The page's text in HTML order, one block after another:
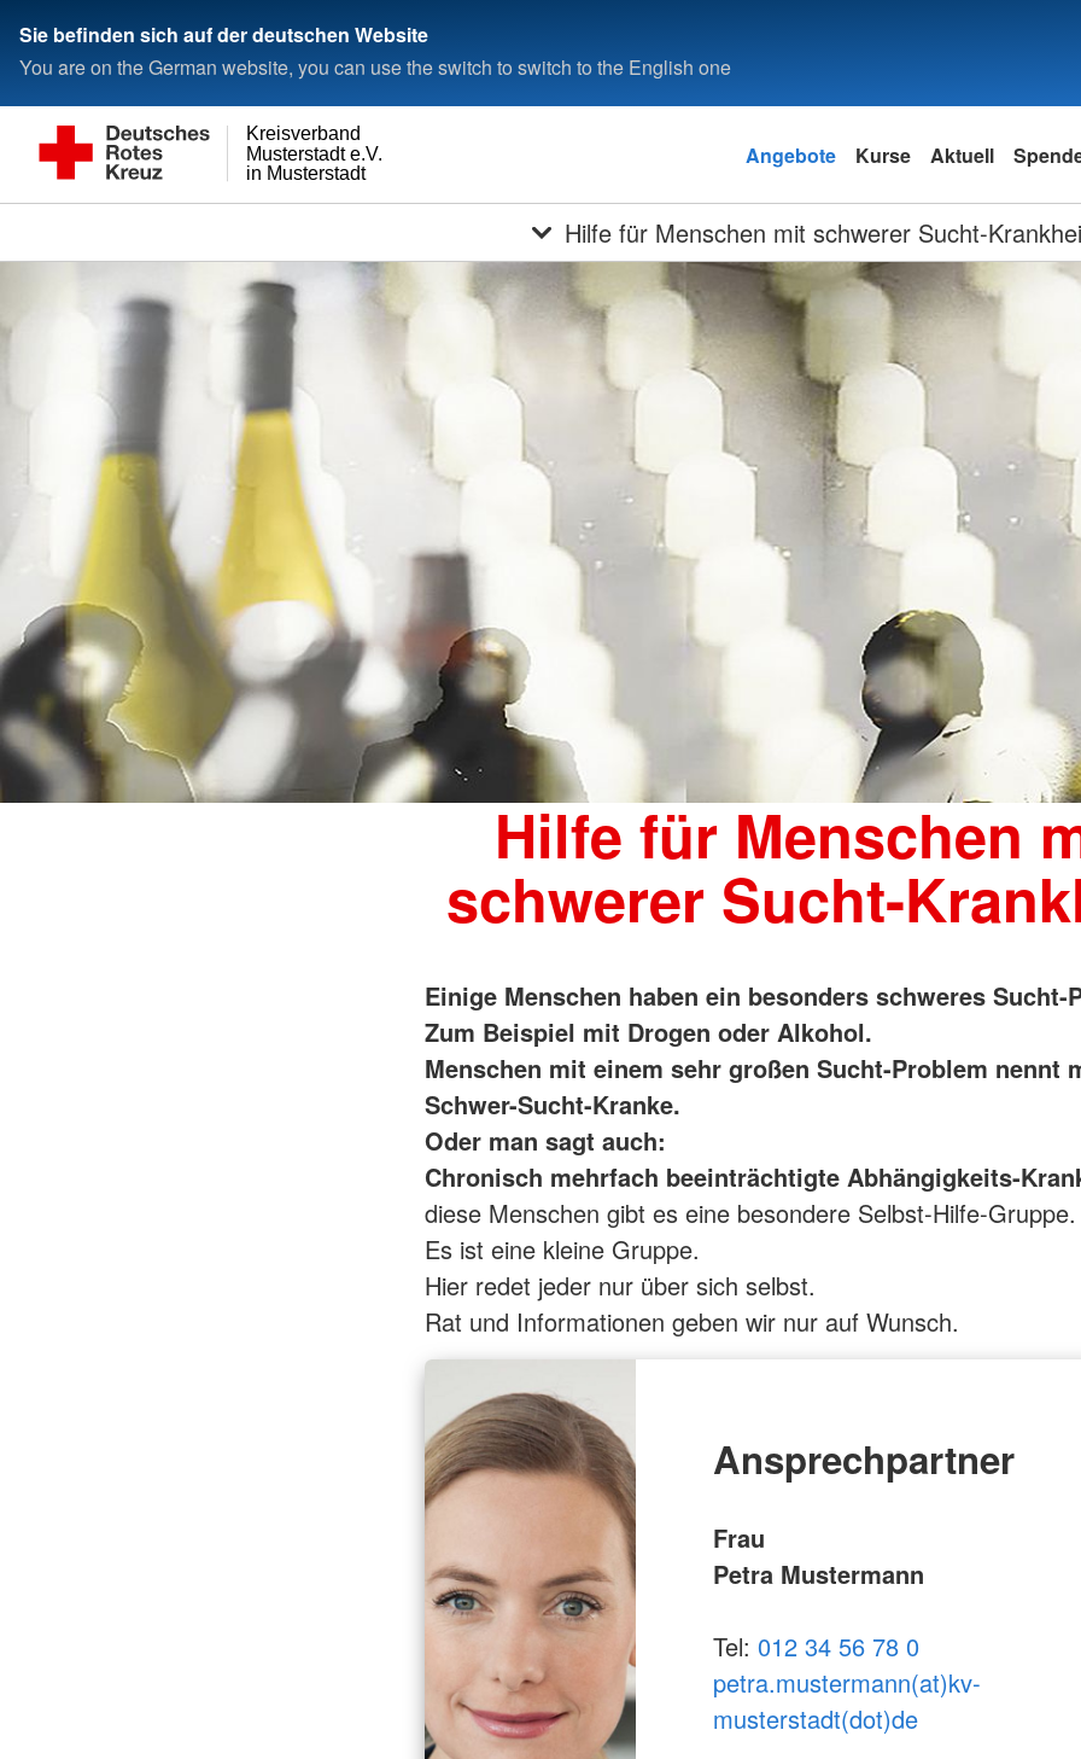
Sie befinden sich auf der deutschen Website
You are on the German website, you can use the switch to switch to the English one
in Musterstadt
Musterstadt e.V.
Kreisverband
Angebote Kurse Aktuell
Hilfe für Menschen mit schwerer Sucht-
Hilfe für Menschen
schwerer Sucht-
Einige Menschen haben ein besonders schweres Sucht-
Zum Beispiel mit Drogen oder Alkohol.
Menschen mit einem sehr großen Sucht-Problem nennt
Schwer-Sucht-Kranke.
Oder man sagt auch:
Chronisch mehrfach beeinträchtigte Abhängigkeits-
diese Menschen gibt es eine besondere Selbst-Hilfe-Gruppe.
Es ist eine kleine Gruppe.
Hier redet jeder nur über sich selbst.
Rat und Informationen geben wir nur auf Wunsch.
Ansprechpartner
Frau
Petra Mustermann
Tel: 012 34 56 78 0
petra.mustermann(at)kv-
musterstadt(dot)de